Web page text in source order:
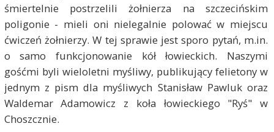
śmiertelnie postrzelili żołnierza na szczecińskim
poligonie - mieli oni nielegalnie polować w miejscu
ćwiczeń żołnierzy. W tej sprawie jest sporo pytań, m.in.
o samo funkcjonowanie kół łowieckich. Naszymi
gośćmi byli wieloletni myśliwy, publikujący felietony w
jednym z pism dla myśliwych Stanisław Pawluk oraz
Waldemar Adamowicz z koła łowieckiego "Ryś" w
Choszcznie.